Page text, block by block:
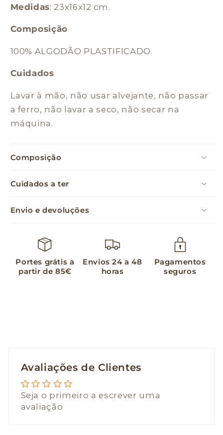
Medidas: 23x16x12 cm.
Composição
100% ALGODÃO PLASTIFICADO
Cuidados
Lavar à mão, não usar alvejante, não passar
a ferro, não lavar a seco, não secar na
máquina.
Composição
Cuidados a ter
Envio e devoluções
Portes grátis a
partir de 85€
Envios 24 a 48
horas
Pagamentos
seguros
Avaliações de Clientes
Seja o primeiro a escrever uma
avaliação